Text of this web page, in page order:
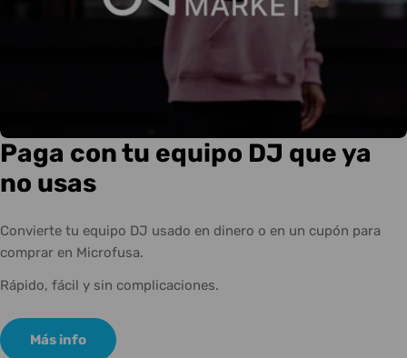
Paga con tu equipo DJ que ya
no usas
Convierte tu equipo DJ usado en dinero o en un cupón para
comprar en Microfusa.
Rápido, fácil y sin complicaciones.
Más info